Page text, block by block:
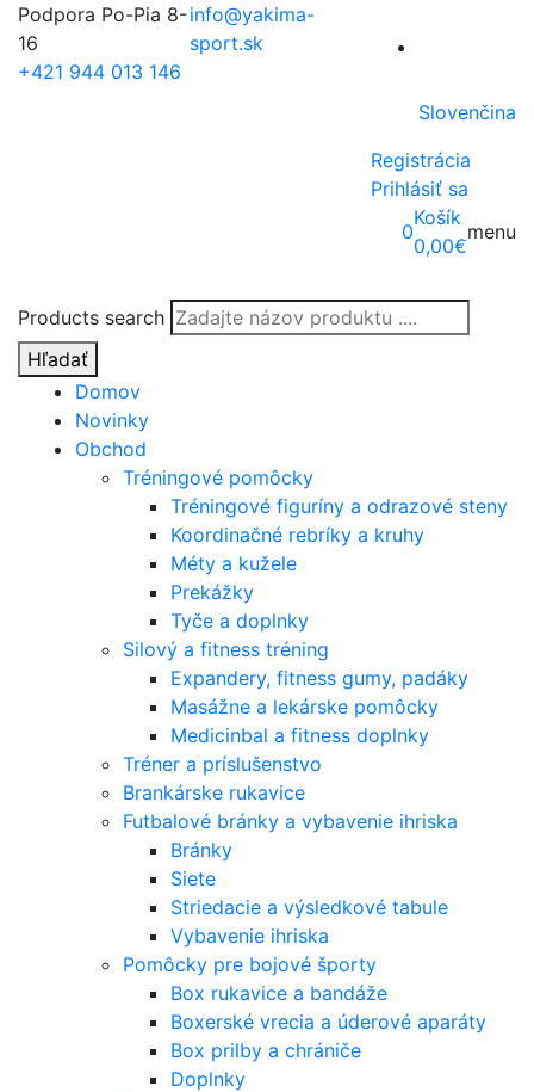
Podpora Po-Pia 8-
16
+421 944 013 146
info@yakima-
sport.sk
Slovenčina
Registrácia
Prihlásiť sa
Products search
Hľadať
0
Košík
0,00€
menu
Domov
Novinky
Obchod
Tréningové pomôcky
Tréningové figuríny a odrazové steny
Koordinačné rebríky a kruhy
Méty a kužele
Prekážky
Tyče a doplnky
Silový a fitness tréning
Expandery, fitness gumy, padáky
Masážne a lekárske pomôcky
Medicinbal a fitness doplnky
Tréner a príslušenstvo
Brankárske rukavice
Futbalové bránky a vybavenie ihriska
Bránky
Siete
Striedacie a výsledkové tabule
Vybavenie ihriska
Pomôcky pre bojové športy
Box rukavice a bandáže
Boxerské vrecia a úderové aparáty
Box prilby a chrániče
Doplnky